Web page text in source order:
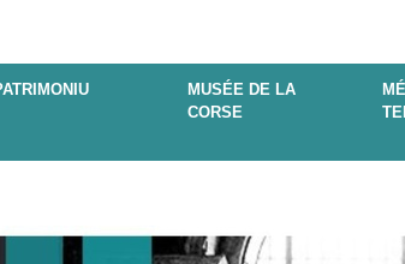
MUSÉE DE LA
CORSE